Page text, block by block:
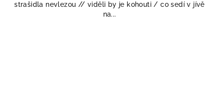
strašidla nevlezou // viděli by je kohouti / co sedí v jívě
na...